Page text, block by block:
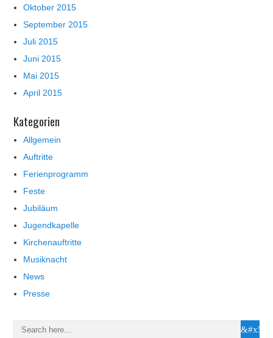
Oktober 2015
September 2015
Juli 2015
Juni 2015
Mai 2015
April 2015
Kategorien
Allgemein
Auftritte
Ferienprogramm
Feste
Jubiläum
Jugendkapelle
Kirchenauftritte
Musiknacht
News
Presse